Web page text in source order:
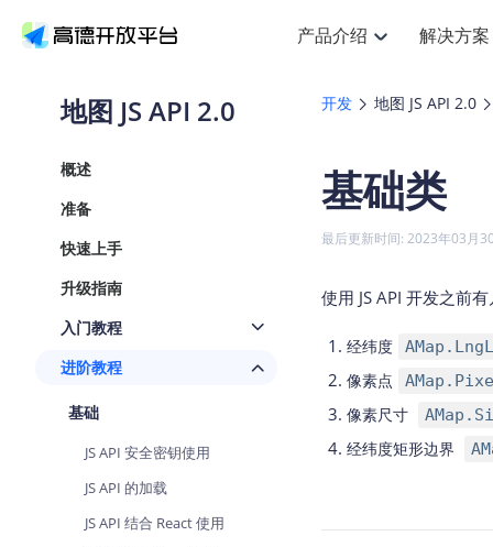
产品介绍
产品介绍 搜索定位
搜索 HOT
位置、周边、行政区、ID等查询
JS Android iOS
基于LBS的定位服务
地理/逆地理编码
位置名称与经纬度之间转换服务
JS Android iOS
地理围栏
虚拟空间围栏服务
Android iOS
解决方案
解决方案 提供LBS领域的Agent解决方案
提供智能守护与运动出行解决方
智能眼镜实时导航及智慧出行解
世界地图 NEW
智能两轮车
合规精确的两轮车场景导航
手机银行
提供手机银行APP地图应用
文档与支持 API
Web高级服务API
定价 产品定价
技术服务许可
Android定位
浏览器定位
自定义地图
认证开发商
地图 JS API 2.0
概述
准备
快速上手
升级指南
入门教程
进阶教程
基础
JS API 安全密钥使用
JS API 的加载
JS API 结合 React 使用
开发 地图 JS API 2.0
基础类
最后更新时间: 2023年03月
使用 JS API 开发之前
经纬度
像素点
像素尺寸
经纬度矩形边界